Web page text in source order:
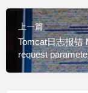
上一篇
Tomcat日志报错
request